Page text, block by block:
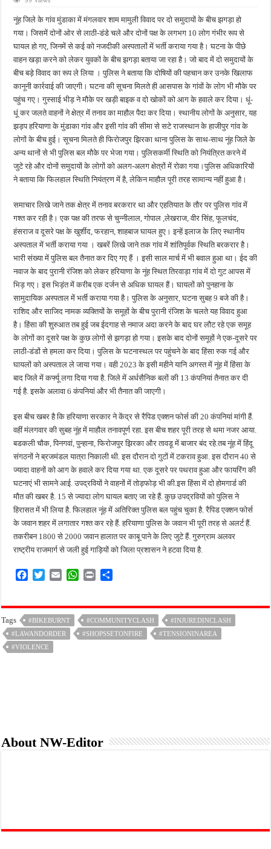
फतेहपुर में 21 वर्षीय युवती की मौत से मचा हड़कंप, घर के किचन में मिला शव
लिफ्ट देने पर भड़के दबंग, दूध कारोबारी को वाहन से खींचकर पीटा; नकदी और सोने की चेन गायब
धाता ब्लॉक परिसर में पेयजल संकट गहराया, खराब हैंडपंपों से ग्रामीण परेशान
पुलिस मॉडर्न स्कूल में स्वास्थ्य जागरूकता अभियान, 340 बच्चों को बांटी गई होम्योपैथिक दवा
नूंह जिले के गांव मुंडाका में मंगलवार शाम मामुली विवाद पर दो समुदायों के बीच झगड़ा हो
गया। जिसमें दोनों ओर से लाठी-डंडे चले और दोनों पक्ष के लगभग 10 लोग गंभीर रूप से
घायल हो गए, जिनमें से कई को नजदीकी अस्पतालों में भर्ती कराया गया है। घटना के पीछे
वाहन खड़ा करने को लेकर युवकों के बीच झगड़ा बताया जा रहा है। जो बाद में दो समुदायों के
बीच बड़े विवाद का रूप ले लिया । पुलिस ने बताया कि दोषियों की पहचान कर उनके खिलाफ
कानूनी कार्रवाई की जाएगी। घटना की सूचना मिलते ही आसपास के गांवों के लोग भी मौके पर
पहुंच गए। गुस्साई भीड़ ने मौके पर खड़ी बाइक व दो खोकों को आग के हवाले कर दिया। धूं-
धूं कर जलते वाहनों ने क्षेत्र में तनाव का माहौल पैदा कर दिया। स्थानीय लोगों के अनुसार, यह
झड़प हरियाणा के मुंडाका गांव और इसी गांव की सीमा से सटे राजस्थान के हाजीपुर गांव के
लोगों के बीच हुई। सूचना मिलते ही फिरोजपुर झिरका थाना पुलिस के साथ-साथ नूंह जिले के
अन्य थानों से भी पुलिस बल मौके पर भेजा गया। पुलिसकर्मी स्थिति को नियंत्रित करने में
जुटे रहे और दोनों समुदायों के लोगों को अलग-अलग क्षेत्रों में रोका गया।पुलिस अधिकारियों
ने बताया कि फिलहाल स्थिति नियंत्रण में है, लेकिन माहौल पूरी तरह सामान्य नहीं हुआ है।
समाचार लिखे जाने तक क्षेत्र में तनाव बरकरार था और एहतियात के तौर पर पुलिस गांव में
गश्त कर रही है। एक पक्ष की तरफ से चुन्नीलाल, गोपाल ,लेखराज, वीर सिंह, फूलचंद,
हंसराज व दूसरे पक्ष के खुर्शीद, फरहान, शाहबाज घायल हुए। इन्हें इलाज के लिए स्थानीय
अस्पताल में भर्ती कराया गया । खबरें लिखे जाने तक गांव में शांतिपूर्वक स्थिति बरकरार है।
भारी संख्या में पुलिस बल तैनात कर दिए गए हैं । इसी साल मार्च में भी बवाल हुआ था। ईद की
नवाज के बाद पुरानी रंजिश को लेकर हरियाणा के नूंह स्थित तिरवाड़ा गांव में दो गुट आपस में
भिड़ गए। इस भिड़ंत में करीब एक दर्जन से अधिक घायल हैं। घायलों को पुनहाना के
सामुदायिक अस्पताल में भर्ती कराया गया है। पुलिस के अनुसार, घटना सुबह 9 बजे की है।
राशिद और साजिद नामक व्यक्तियों के समूहों के बीच पुरानी रंजिश के चलते यह विवाद हुआ
है। हिंसा की शुरुआत तब हुई जब ईदगाह से नमाज अदा करने के बाद घर लौट रहे एक समूह
के लोगों का दूसरे पक्ष के कुछ लोगों से झगड़ा हो गया। इसके बाद दोनों समूहों ने एक-दूसरे पर
लाठी-डंडों से हमला कर दिया। पुलिस के घटनास्थल पर पहुंचने के बाद हिंसा रुक गई और
घायलों को अस्पताल ले जाया गया। वही 2023 के इसी महीने यानि अगस्त में नूंह में हिंसा के
बाद जिले में कर्फ्यू लगा दिया गया है. जिले में अर्धसैनिक बलों की 13 कंपनियां तैनात कर दी
गई है. इसके अलावा 6 कंपनियां और भी तैनात की जाएगी।
इस बीच खबर है कि हरियाणा सरकार ने केंद्र से रैपिड एक्शन फोर्स की 20 कंपनियां मांगी हैं.
वहीं मंलगवार की सुबह नूंह में माहौल तनावपूर्ण रहा. इस बीच शहर पूरी तरह से थमा नजर आया.
बडकली चौक, पिनगवां, पुन्हाना, फिरोजपुर झिरका और तावडू में बाजार बंद रहे.तब नूंह में हिंदू
संगठनों ने ब्रजमंडल यात्रा निकाली थी. इस दौरान दो गुटों में टकराव हुआ. इस दौरान 40 से
ज्यादा वाहनों को आग के हवाले कर दिया गया था. एक दूसरे पर पथराव हुआ और फायरिंग की
घटनाएं भी सामने आई. उपद्रवियों ने वाहनों में तोड़फोड़ भी की.इस हिंसा में दो होमगार्ड की
मौत की खबर है. 15 से ज्यादा लोग घायल बताए जा रहे हैं. कुछ उपद्रवियों को पुलिस ने
हिरासत में भी लिया है. फिलहाल नूंह में अतिरिक्त पुलिस बल पहुंच चुका है. रैपिड एक्शन फोर्स
के जवान शहर में लगातार गश्त कर रहे हैं. हरियाणा पुलिस के जवान भी पूरी तरह से अलर्ट हैं.
तकरीबन 1800 से 2000 जवान हालात पर काबू पाने के लिए जुटे हैं. गुरुग्राम अलवर
राष्ट्रीय राजमार्ग से जली हुई गाड़ियों को जिला प्रशासन ने हटवा दिया है.
e
b
o
o
t
t
e
r
i
l
W
t
s
A
n
t
r
e
Tags #BIKEBURNT #COMMUNITYCLASH
#INJUREDINCLASH
#LAWANDORDER
#SHOPSSETONFIRE
#TENSIONINAREA
#VIOLENCE
About NW-Editor